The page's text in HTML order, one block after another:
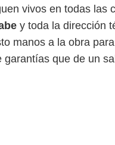
vivos en todas las
y toda la dirección
manos a la obra
garantías que de un